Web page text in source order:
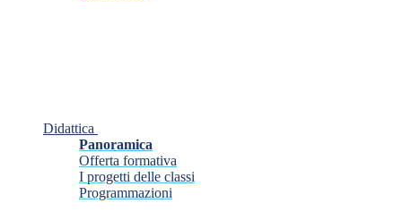
Didattica
Panoramica
Offerta formativa
I progetti delle classi
Programmazioni